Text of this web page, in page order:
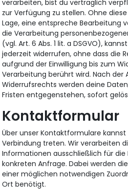
verarbeiten, bist du vertraglich
zur Verfügung zu stellen. Ohne
Lage, eine entspreche Bearbeitung
die Verarbeitung
(vgl. Art. 6 Abs. 1 lit. a DSGVO),
jederzeit widerrufen, ohne dass die
aufgrund der Einwilligung bis zum
Verarbeitung berührt wird. Nach der
Widerrufsrechts werden deine
Fristen entgegenstehen, sofort
Kontaktformular
Über unser Kontaktformulare
Verbindung treten. Wir verarbeiten
Informationen ausschließlich für die
konkreten Anfrage. Dabei werden
einer möglichen notwendigen
Ort benötigt.